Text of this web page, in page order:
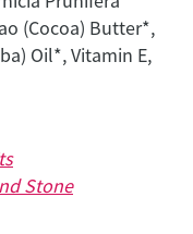
(Cocoa) Butter*,
Oil*, Vitamin E,
Stone